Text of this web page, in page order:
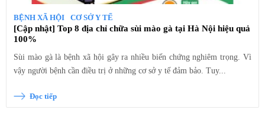
BỆNH XÃ HỘI CƠ SỞ Y TẾ
[Cập nhật] Top 8 địa chỉ chữa sùi mào gà tại Hà Nội hiệu quả
100%
Sùi mào gà là bệnh xã hội gây ra nhiều biến chứng nghiêm trọng. Vì
vậy người bệnh cần điều trị ở những cơ sở y tế đảm bảo. Tuy...
Đọc tiếp